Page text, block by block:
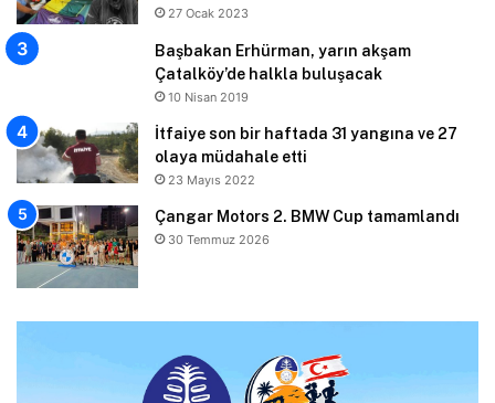
27 Ocak 2023
Başbakan Erhürman, yarın akşam
Çatalköy’de halkla buluşacak
10 Nisan 2019
İtfaiye son bir haftada 31 yangına ve 27
olaya müdahale etti
23 Mayıs 2022
Çangar Motors 2. BMW Cup tamamlandı
30 Temmuz 2026